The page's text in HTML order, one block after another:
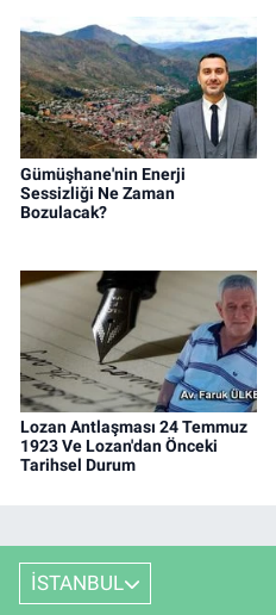
Gümüşhane'nin Enerji
Sessizliği Ne Zaman
Bozulacak?
Lozan Antlaşması 24 Temmuz
1923 Ve Lozan'dan Önceki
Tarihsel Durum
İSTANBUL